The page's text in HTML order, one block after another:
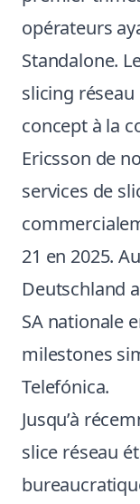
opérateurs
Standalone.
slicing
concept à la
Ericsson de
services de
21 en 2025.
Deutschland
SA nationale
milestones
Telefónica.
Jusqu’à
slice réseau